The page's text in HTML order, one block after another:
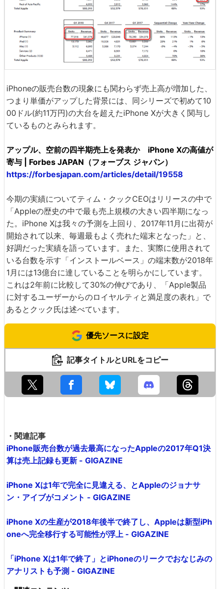
iPhoneの販売台数の現象にも関わらず売上高が増加した、
つまり単価がアップした背景には、同シリーズで初めて10
00ドル(約11万円)の大台を超えたiPhone Xが大きく関与し
ているものとみられます。
アップル、空前の四半期売上を発表か iPhone Xの高値が
寄与 | Forbes JAPAN（フォーブス ジャパン）
https://forbesjapan.com/articles/detail/19558
今期の実績についてティム・クックCEOはリリースの中で
「Appleの歴史の中で最も売上規模の大きい四半期になっ
た。iPhone Xは我々の予測を上回り、2017年11月に出荷が
開始されて以来、毎週最もよく売れた端末となった」と、
好調だった実績を語っています。また、実際に使用されて
いる台数を示す「インストールベース」の端末数が2018年
1月には13億台に達していることを明らかにしています。
これは2年前に比較して30%の伸びであり、「Apple製品
に対するユーザーからのロイヤルティと満足度の表れ」で
あるとクック氏は述べています。
優先ソースに設定
記事タイトルとURLをコピー
・関連記事
iPhone販売台数が過去最高になったAppleの2017年Q1決
算は売上記録も更新 - GIGAZINE
iPhone Xは1年で完全に見違える、とAppleのジョナサ
ン・アイブがコメント - GIGAZINE
iPhone Xの生産が2018年後半で終了し、Appleは新型iPh
oneへ完全移行する可能性が浮上 - GIGAZINE
「iPhone Xは1年で終了」とiPhoneのリークでおなじみの
アナリストも予測 - GIGAZINE